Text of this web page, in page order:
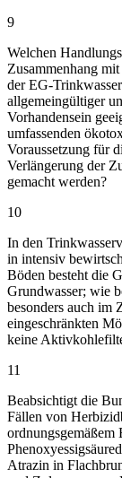
9
Welchen
Zusammenhang
der EG-
allgemeingültiger
Vorhandensein
umfassenden
Voraussetzung für
Verlängerung der
gemacht werden?
10
In den
in intensiv
Böden besteht die
Grundwasser; wie
besonders auch im
eingeschränkten
keine
11
Beabsichtigt die
Fällen von
Atrazin in